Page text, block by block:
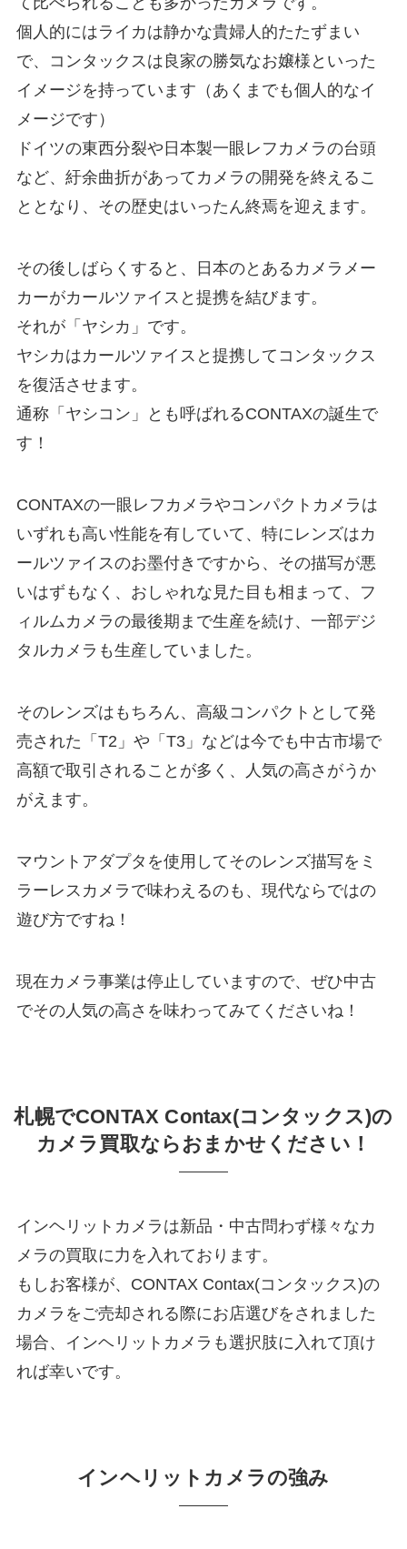
個人的にはライカは静かな貴婦人的たたずまい
で、コンタックスは良家の勝気なお嬢様といった
イメージを持っています（あくまでも個人的なイ
メージです）
ドイツの東西分裂や日本製一眼レフカメラの台頭
など、紆余曲折があってカメラの開発を終えるこ
ととなり、その歴史はいったん終焉を迎えます。
その後しばらくすると、日本のとあるカメラメー
カーがカールツァイスと提携を結びます。
それが「ヤシカ」です。
ヤシカはカールツァイスと提携してコンタックス
を復活させます。
通称「ヤシコン」とも呼ばれるCONTAXの誕生で
す！
CONTAXの一眼レフカメラやコンパクトカメラは
いずれも高い性能を有していて、特にレンズはカ
ールツァイスのお墨付きですから、その描写が悪
いはずもなく、おしゃれな見た目も相まって、フ
ィルムカメラの最後期まで生産を続け、一部デジ
タルカメラも生産していました。
そのレンズはもちろん、高級コンパクトとして発
売された「T2」や「T3」などは今でも中古市場で
高額で取引されることが多く、人気の高さがうか
がえます。
マウントアダプタを使用してそのレンズ描写をミ
ラーレスカメラで味わえるのも、現代ならではの
遊び方ですね！
現在カメラ事業は停止していますので、ぜひ中古
でその人気の高さを味わってみてくださいね！
札幌でCONTAX Contax(コンタックス)の
カメラ買取ならおまかせください！
インヘリットカメラは新品・中古問わず様々なカ
メラの買取に力を入れております。
もしお客様が、CONTAX Contax(コンタックス)の
カメラをご売却される際にお店選びをされました
場合、インヘリットカメラも選択肢に入れて頂け
れば幸いです。
インヘリットカメラの強み